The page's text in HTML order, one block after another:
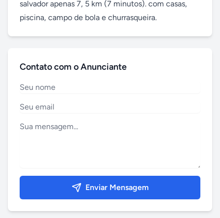
salvador apenas 7, 5 km (7 minutos). com casas,
piscina, campo de bola e churrasqueira.
Contato com o Anunciante
Enviar Mensagem